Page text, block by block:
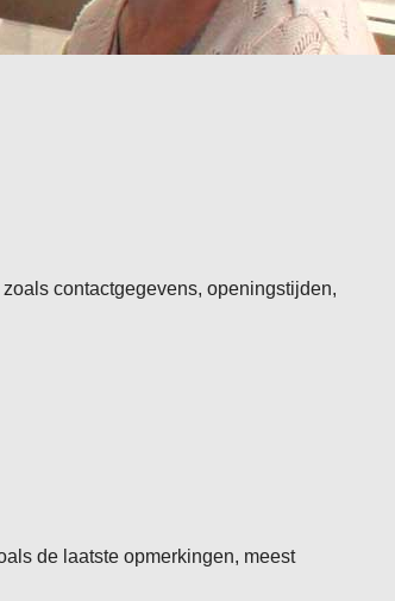
contactgegevens, openingstijden,
de laatste opmerkingen, meest